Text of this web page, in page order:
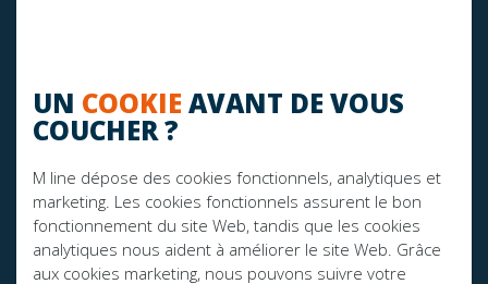
UN COOKIE AVANT DE VOUS
COUCHER ?
M line dépose des cookies fonctionnels, analytiques et
marketing. Les cookies fonctionnels assurent le bon
fonctionnement du site Web, tandis que les cookies
analytiques nous aident à améliorer le site Web. Grâce
aux cookies marketing, nous pouvons suivre votre
AVEZ-VOUS DES QUESTIONS?
info@mline.nl
+31 413-243050